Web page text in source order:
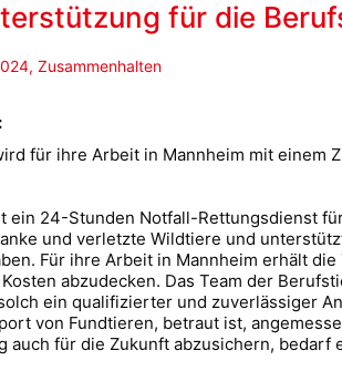
für die
, Zusammenhalten
für ihre Arbeit in Mannheim mit einem
ein 24-Stunden Notfall-Rettungsdienst
und verletzte Wildtiere und
Für ihre Arbeit in Mannheim erhält
abzudecken. Das Team der
ein qualifizierter und zuverlässiger
von Fundtieren, betraut ist,
für die Zukunft abzusichern, bedarf